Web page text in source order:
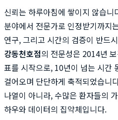
신뢰는 하루아침에 쌓이지 않습니
분야에서 전문가로 인정받기까지
연구, 그리고 시간의 검증이 반드
강동천호점의 전문성은 2014년
표를 시작으로, 10년이 넘는 시간
걸어오며 단단하게 축적되었습니
나열이 아니라, 수많은 환자들의
하우와 데이터의 집약체입니다.